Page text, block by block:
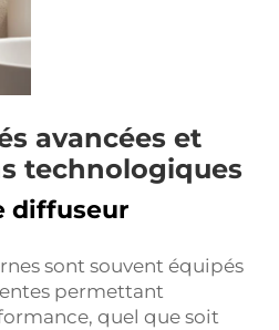
avancées et
technologiques
diffuseur
sont souvent équipés
permettant
quel que soit